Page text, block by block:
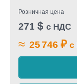
Розничная цена
271 $ с НДС
≈ 25 746 ₽ с